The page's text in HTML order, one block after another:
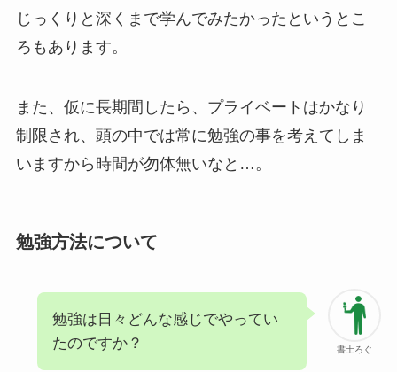
じっくりと深くまで学んでみたかったというとこ
ろもあります。
また、仮に長期間したら、プライベートはかなり
制限され、頭の中では常に勉強の事を考えてしま
いますから時間が勿体無いなと…。
勉強方法について
書士ろぐ
勉強は日々どんな感じでやってい
たのですか？